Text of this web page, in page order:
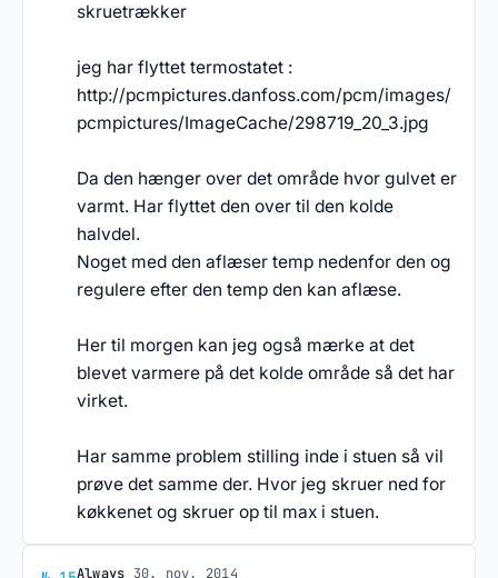
skruetrækker
jeg har flyttet termostatet :
http://pcmpictures.danfoss.com/pcm/images/
pcmpictures/ImageCache/298719_20_3.jpg
Da den hænger over det område hvor gulvet er
varmt. Har flyttet den over til den kolde
halvdel.
Noget med den aflæser temp nedenfor den og
regulere efter den temp den kan aflæse.
Her til morgen kan jeg også mærke at det
blevet varmere på det kolde område så det har
virket.
Har samme problem stilling inde i stuen så vil
prøve det samme der. Hvor jeg skruer ned for
køkkenet og skruer op til max i stuen.
Always· 30. nov. 2014